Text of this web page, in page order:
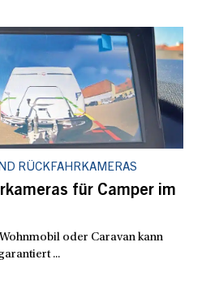
RÜCKFAHRKAMERAS
für Camper im
oder Caravan kann
...